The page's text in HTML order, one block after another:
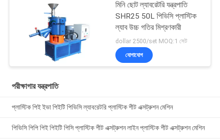
মিনি ছোট ল্যাবরেটরি যন্ত্রপাতি
SHR25 50L পিভিসি প্লাস্টিক
ল্যাব উচ্চ গতির মিশ্রণকারী
dollar 2500/set MOQ:1 সেট
যোগাযোগ
পরীক্ষাগার যন্ত্রপাতি
প্লাস্টিক পিই ইভা পিইটি পিভিসি ল্যাবরেটরি প্লাস্টিক শীট এক্সট্রুশন মেশিন
পিভিসি পিপি পিই পিইটি পিসি প্লাস্টিক শীট এক্সট্রুশন লাইন প্লাস্টিক শীট এক্সট্রুশন মেশিন